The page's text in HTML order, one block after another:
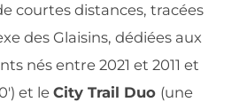
courtes distances, tracées
des Glaisins, dédiées aux
nés entre 2021 et 2011 et
et le City Trail Duo (une